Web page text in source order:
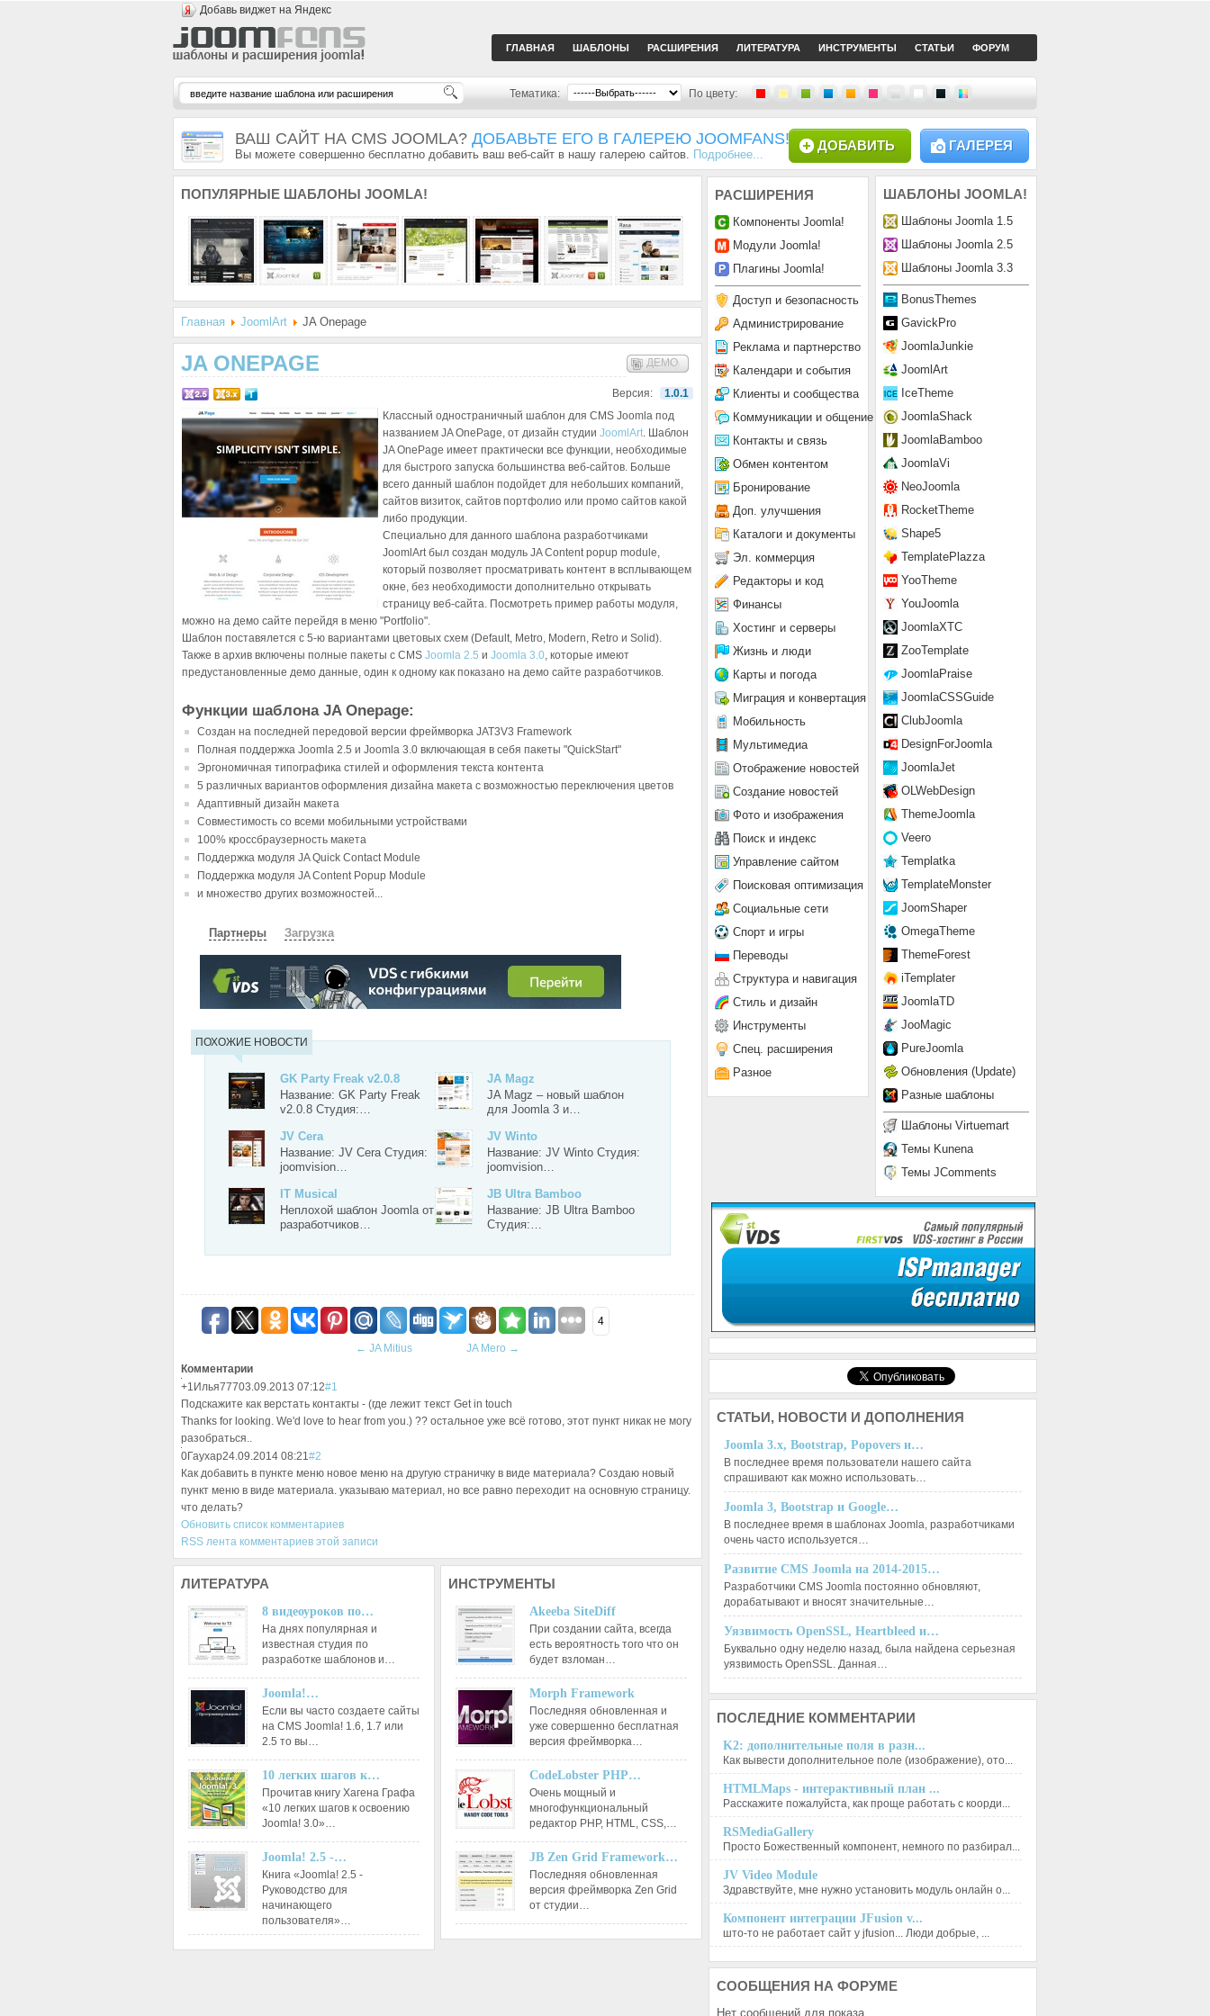
Добавь виджет на Яндекс
ГЛАВНАЯ ШАБЛОНЫ РАСШИРЕНИЯ ЛИТЕРАТУРА ИНСТРУМЕНТЫ СТАТЬИ ФОРУМ
Тематика: По цвету:
ВАШ САЙТ НА CMS JOOMLA? ДОБАВЬТЕ ЕГО В ГАЛЕРЕЮ JOOMFANS!
Вы можете совершенно бесплатно добавить ваш веб-сайт в нашу галерею сайтов. Подробнее...
ГАЛЕРЕЯ
ДОБАВИТЬ
ПОПУЛЯРНЫЕ ШАБЛОНЫ JOOMLA!
Главная JoomlArt JA Onepage
JA ONEPAGE ДЕМО
Версия:
1.0.1
Классный одностраничный шаблон для CMS Joomla под
названием JA OnePage, от дизайн студии JoomlArt. Шаблон
JA OnePage имеет практически все функции, необходимые
для быстрого запуска большинства веб-сайтов. Больше
всего данный шаблон подойдет для небольших компаний,
сайтов визиток, сайтов портфолио или промо сайтов какой
либо продукции.
Специально для данного шаблона разработчиками
JoomlArt был создан модуль JA Content popup module,
который позволяет просматривать контент в всплывающем
окне, без необходимости дополнительно открывать
страницу веб-сайта. Посмотреть пример работы модуля,
можно на демо сайте перейдя в меню "Portfolio".
Шаблон поставялется с 5-ю вариантами цветовых схем (Default, Metro, Modern, Retro и Solid).
Также в архив включены полные пакеты с CMS Joomla 2.5 и Joomla 3.0, которые имеют
предустановленные демо данные, один к одному как показано на демо сайте разработчиков.
Функции шаблона JA Onepage:
Создан на последней передовой версии фреймворка JAT3V3 Framework
Полная поддержка Joomla 2.5 и Joomla 3.0 включающая в себя пакеты "QuickStart"
Эргономичная типографика стилей и оформления текста контента
5 различных вариантов оформления дизайна макета с возможностью переключения цветов
Адаптивный дизайн макета
Совместимость со всеми мобильными устройствами
100% кроссбраузерность макета
Поддержка модуля JA Quick Contact Module
Поддержка модуля JA Content Popup Module
и множество других возможностей...
Партнеры Загрузка
СКАЧАТЬ ЗЕРКАЛО ЗЕРКАЛО №2
ПОХОЖИЕ НОВОСТИ
GK Party Freak v2.0.8
Название: GK Party Freak
v2.0.8 Студия:…
JA Magz
JA Magz – новый шаблон
для Joomla 3 и…
JV Cera
Название: JV Cera Студия:
joomvision…
JV Winto
Название: JV Winto Студия:
joomvision…
IT Musical
Неплохой шаблон Joomla от
разработчиков…
JB Ultra Bamboo
Название: JB Ultra Bamboo
Студия:…
4
← JA Mitius JA Mero →
Комментарии
+1 Илья77703.09.2013 07:12#1
Подскажите как верстать контакты - (где лежит текст Get in touch
Thanks for looking. We'd love to hear from you.) ?? остальное уже всё готово, этот пункт никак не могу
разобраться..
0Гаухар24.09.2014 08:21#2
Как добавить в пункте меню новое меню на другую страничку в виде материала? Создаю новый
пункт меню в виде материала. указываю материал, но все равно переходит на основную страницу.
что делать?
Обновить список комментариев
RSS лента комментариев этой записи
ЛИТЕРАТУРА
8 видеоуроков по…
На днях популярная и
известная студия по
разработке шаблонов и…
Joomla!…
Если вы часто создаете сайты
на CMS Joomla! 1.6, 1.7 или
2.5 то вы…
10 легких шагов к…
Прочитав книгу Хагена Графа
«10 легких шагов к освоению
Joomla! 3.0»…
Joomla! 2.5 -…
Книга «Joomla! 2.5 -
Руководство для
начинающего
пользователя»…
ИНСТРУМЕНТЫ
Akeeba SiteDiff
При создании сайта, всегда
есть вероятность того что он
будет взломан…
Morph Framework
Последняя обновленная и
уже совершенно бесплатная
версия фреймворка…
CodeLobster PHP…
Очень мощный и
многофункциональный
редактор РНР, HTML, CSS,…
JB Zen Grid Framework…
Последняя обновленная
версия фреймворка Zen Grid
от студии…
ШАБЛОНЫ JOOMLA!
Шаблоны Joomla 1.5
Шаблоны Joomla 2.5
Шаблоны Joomla 3.3
BonusThemes
GavickPro
JoomlaJunkie
JoomlArt
IceTheme
JoomlaShack
JoomlaBamboo
JoomlaVi
NeoJoomla
RocketTheme
Shape5
TemplatePlazza
YooTheme
YouJoomla
JoomlaXTC
ZooTemplate
JoomlaPraise
JoomlaCSSGuide
ClubJoomla
DesignForJoomla
JoomlaJet
OLWebDesign
ThemeJoomla
Veero
Templatka
TemplateMonster
JoomShaper
OmegaTheme
ThemeForest
iTemplater
JoomlaTD
JooMagic
PureJoomla
Обновления (Update)
Разные шаблоны
Шаблоны Virtuemart
Темы Kunena
Темы JComments
РАСШИРЕНИЯ
Компоненты Joomla!
Модули Joomla!
Плагины Joomla!
Доступ и безопасность
Администрирование
Реклама и партнерство
Календари и события
Клиенты и сообщества
Коммуникации и общение
Контакты и связь
Обмен контентом
Бронирование
Доп. улучшения
Каталоги и документы
Эл. коммерция
Редакторы и код
Финансы
Хостинг и серверы
Жизнь и люди
Карты и погода
Миграция и конвертация
Мобильность
Мультимедиа
Отображение новостей
Создание новостей
Фото и изображения
Поиск и индекс
Управление сайтом
Поисковая оптимизация
Социальные сети
Спорт и игры
Переводы
Структура и навигация
Стиль и дизайн
Инструменты
Спец. расширения
Разное
СТАТЬИ, НОВОСТИ И ДОПОЛНЕНИЯ
Joomla 3.x, Bootstrap, Popovers и…
В последнее время пользователи нашего сайта
спрашивают как можно использовать…
Joomla 3, Bootstrap и Google…
В последнее время в шаблонах Joomla, разработчиками
очень часто используется…
Развитие CMS Joomla на 2014-2015…
Разработчики CMS Joomla постоянно обновляют,
дорабатывают и вносят значительные…
Уязвимость OpenSSL, Heartbleed и…
Буквально одну неделю назад, была найдена серьезная
уязвимость OpenSSL. Данная…
ПОСЛЕДНИЕ КОММЕНТАРИИ
K2: дополнительные поля в разн...
Как вывести дополнительное поле (изображение), ото...
HTMLMaps - интерактивный план ...
Расскажите пожалуйста, как проще работать с коорди...
RSMediaGallery
Просто Божественный компонент, немного по разбирал...
JV Video Module
Здравствуйте, мне нужно установить модуль онлайн о...
Компонент интеграции JFusion v...
што-то не работает сайт у jfusion... Люди добрые, ...
СООБЩЕНИЯ НА ФОРУМЕ
Нет сообщений для показа